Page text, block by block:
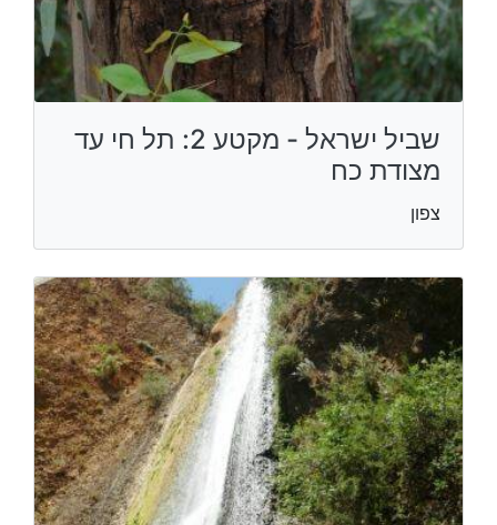
שביל ישראל - מקטע 2: תל חי עד
מצודת כח
צפון